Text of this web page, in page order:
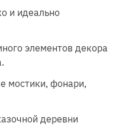
и идеально
элементов декора
мостики, фонари,
деревни